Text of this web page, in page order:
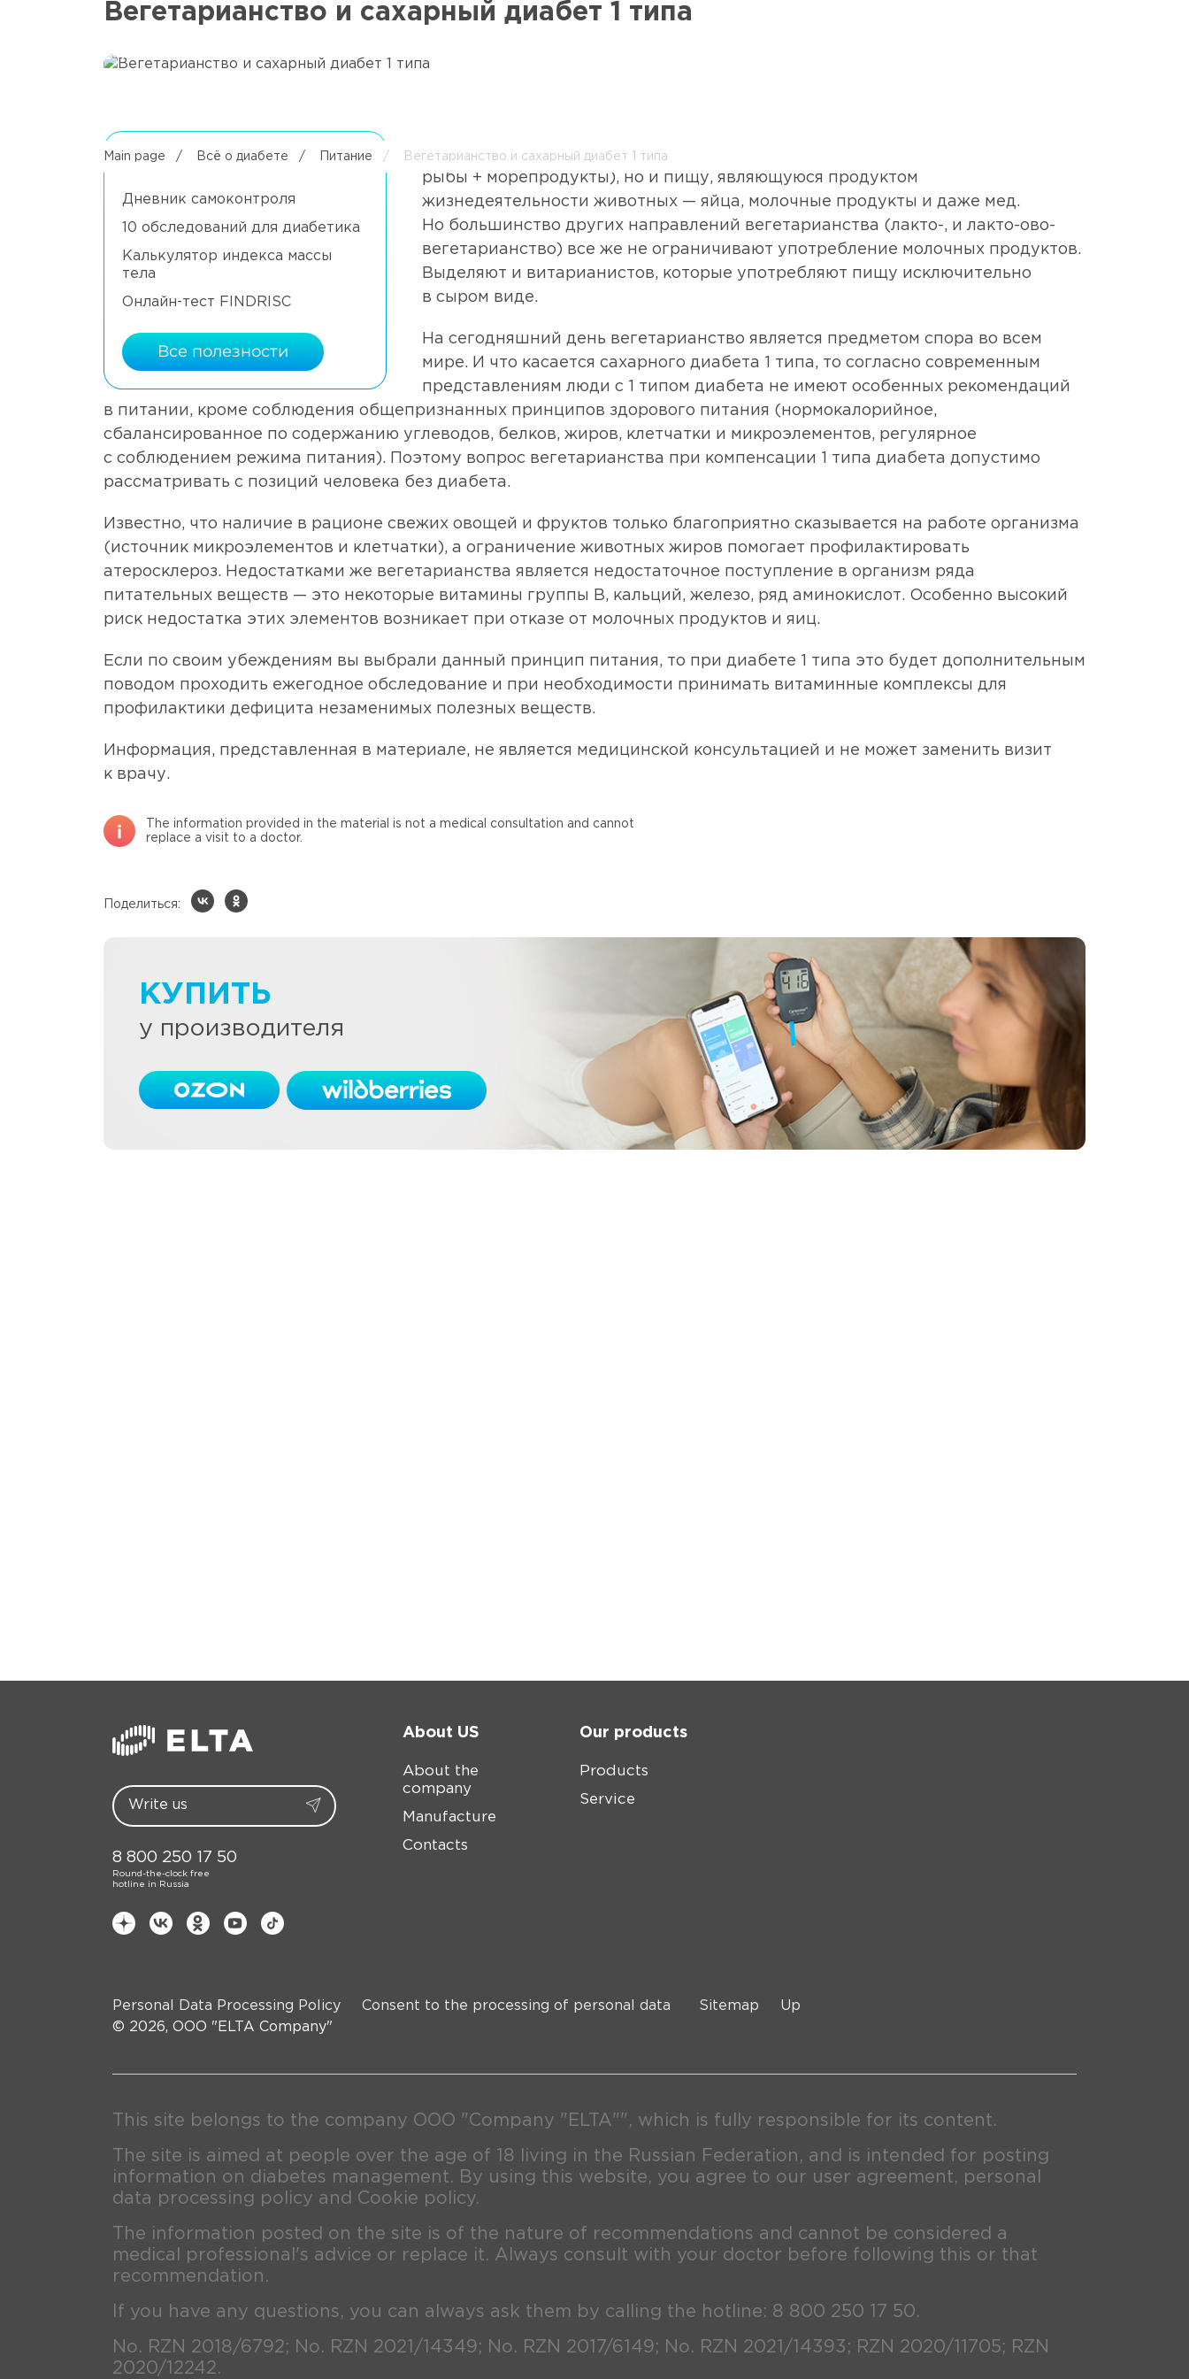
Main page / Всё о диабете / Питание / Вегетарианство и сахарный диабет 1 типа
Вегетарианство и сахарный диабет 1 типа
Полезное
Дневник самоконтроля
10 обследований для диабетика
Калькулятор индекса массы
тела
Онлайн-тест FINDRISC
Все полезности
Самое строгое, веганство, исключает не только само мясо (животных, птицы,
рыбы + морепродукты), но и пищу, являющуюся продуктом
жизнедеятельности животных — яйца, молочные продукты и даже мед.
Но большинство других направлений вегетарианства (лакто-, и лакто-ово-
вегетарианство) все же не ограничивают употребление молочных продуктов.
Выделяют и витарианистов, которые употребляют пищу исключительно
в сыром виде.
На сегодняшний день вегетарианство является предметом спора во всем
мире. И что касается сахарного диабета 1 типа, то согласно современным
представлениям люди с 1 типом диабета не имеют особенных рекомендаций
в питании, кроме соблюдения общепризнанных принципов здорового питания (нормокалорийное,
сбалансированное по содержанию углеводов, белков, жиров, клетчатки и микроэлементов, регулярное
с соблюдением режима питания). Поэтому вопрос вегетарианства при компенсации 1 типа диабета допустимо
рассматривать с позиций человека без диабета.
Известно, что наличие в рационе свежих овощей и фруктов только благоприятно сказывается на работе организма
(источник микроэлементов и клетчатки), а ограничение животных жиров помогает профилактировать
атеросклероз. Недостатками же вегетарианства является недостаточное поступление в организм ряда
питательных веществ — это некоторые витамины группы В, кальций, железо, ряд аминокислот. Особенно высокий
риск недостатка этих элементов возникает при отказе от молочных продуктов и яиц.
Если по своим убеждениям вы выбрали данный принцип питания, то при диабете 1 типа это будет дополнительным
поводом проходить ежегодное обследование и при необходимости принимать витаминные комплексы для
профилактики дефицита незаменимых полезных веществ.
Информация, представленная в материале, не является медицинской консультацией и не может заменить визит
к врачу.
The information provided in the material is not a medical consultation and cannot
replace a visit to a doctor.
Поделиться:
КУПИТЬ
у производителя
8 800 250 17 50
Round-the-clock free
hotline in Russia
About US
About the
company
Manufacture
Contacts
Our products
Products
Service
Personal Data Processing Policy Consent to the processing of personal data Sitemap
Up
© 2026, OOO "ELTA Company"
This site belongs to the company OOO "Company "ELTA"", which is fully responsible for its content.
The site is aimed at people over the age of 18 living in the Russian Federation, and is intended for posting
information on diabetes management. By using this website, you agree to our user agreement, personal
data processing policy and Cookie policy.
The information posted on the site is of the nature of recommendations and cannot be considered a
medical professional's advice or replace it. Always consult with your doctor before following this or that
recommendation.
If you have any questions, you can always ask them by calling the hotline: 8 800 250 17 50.
No. RZN 2018/6792; No. RZN 2021/14349; No. RZN 2017/6149; No. RZN 2021/14393; RZN 2020/11705; RZN
2020/12242.